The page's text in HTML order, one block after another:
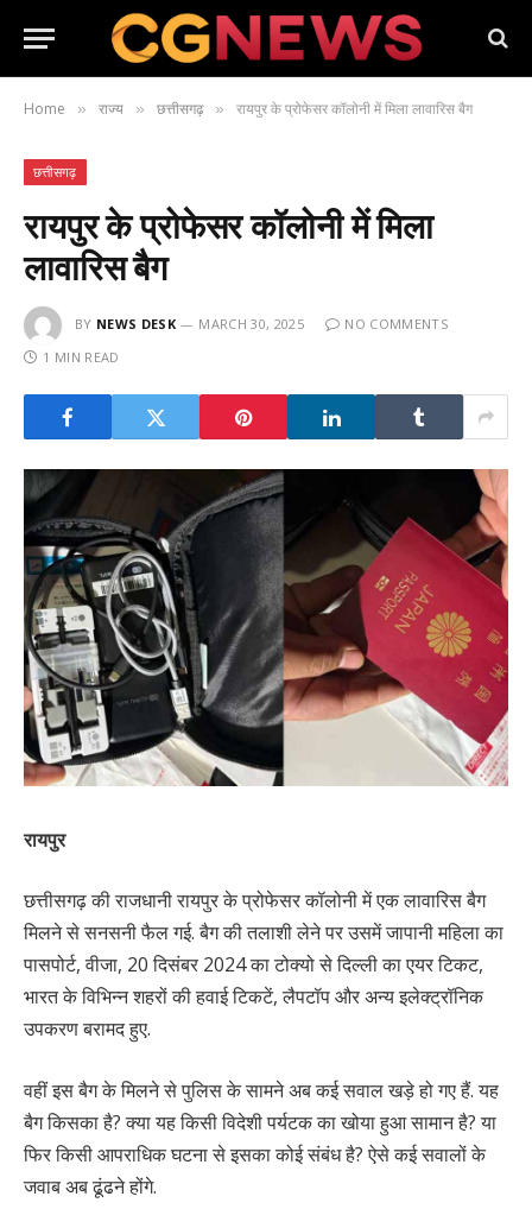
Home » राज्य » छत्तीसगढ़ » रायपुर के प्रोफेसर कॉलोनी में मिला लावारिस बैग
छत्तीसगढ़
रायपुर के प्रोफेसर कॉलोनी में मिला
लावारिस बैग
BY NEWS DESK MARCH 30, 2025
NO COMMENTS
1 MIN READ
रायपुर
छत्तीसगढ़ की राजधानी रायपुर के प्रोफेसर कॉलोनी में एक लावारिस बैग
मिलने से सनसनी फैल गई. बैग की तलाशी लेने पर उसमें जापानी महिला का
पासपोर्ट, वीजा, 20 दिसंबर 2024 का टोक्यो से दिल्ली का एयर टिकट,
भारत के विभिन्न शहरों की हवाई टिकटें, लैपटॉप और अन्य इलेक्ट्रॉनिक
उपकरण बरामद हुए.
वहीं इस बैग के मिलने से पुलिस के सामने अब कई सवाल खड़े हो गए हैं. यह
बैग किसका है? क्या यह किसी विदेशी पर्यटक का खोया हुआ सामान है? या
फिर किसी आपराधिक घटना से इसका कोई संबंध है? ऐसे कई सवालों के
जवाब अब ढूंढने होंगे.